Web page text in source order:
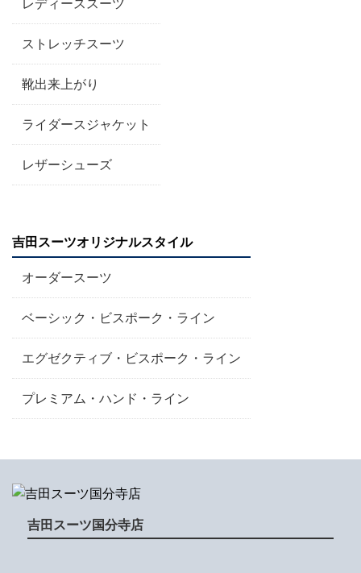
ストレッチスーツ
靴出来上がり
ライダースジャケット
レザーシューズ
吉田スーツオリジナルスタイル
オーダースーツ
ベーシック・ビスポーク・ライン
エグゼクティブ・ビスポーク・ライン
プレミアム・ハンド・ライン
吉田スーツ国分寺店